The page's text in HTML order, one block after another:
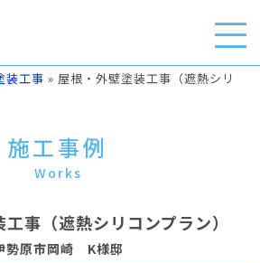
装工事 » 屋根・外壁塗装工事（遮熱シリ
施工事例
Works
事（遮熱シリコンプラン）
勢原市岡崎 K様邸